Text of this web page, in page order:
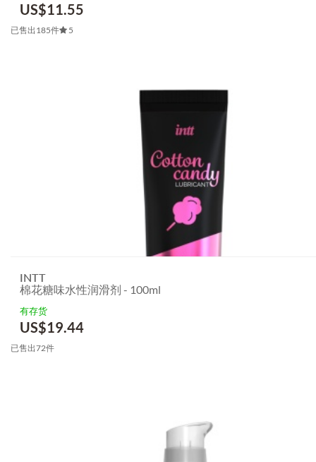
US$11.55
已售出185件 5
INTT
棉花糖味水性润滑剂 - 100ml
有存货
US$19.44
已售出72件